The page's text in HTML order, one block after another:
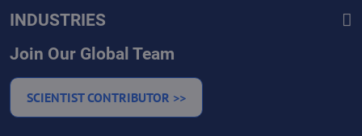
INDUSTRIES
Join Our Global Team
SCIENTIST CONTRIBUTOR >>